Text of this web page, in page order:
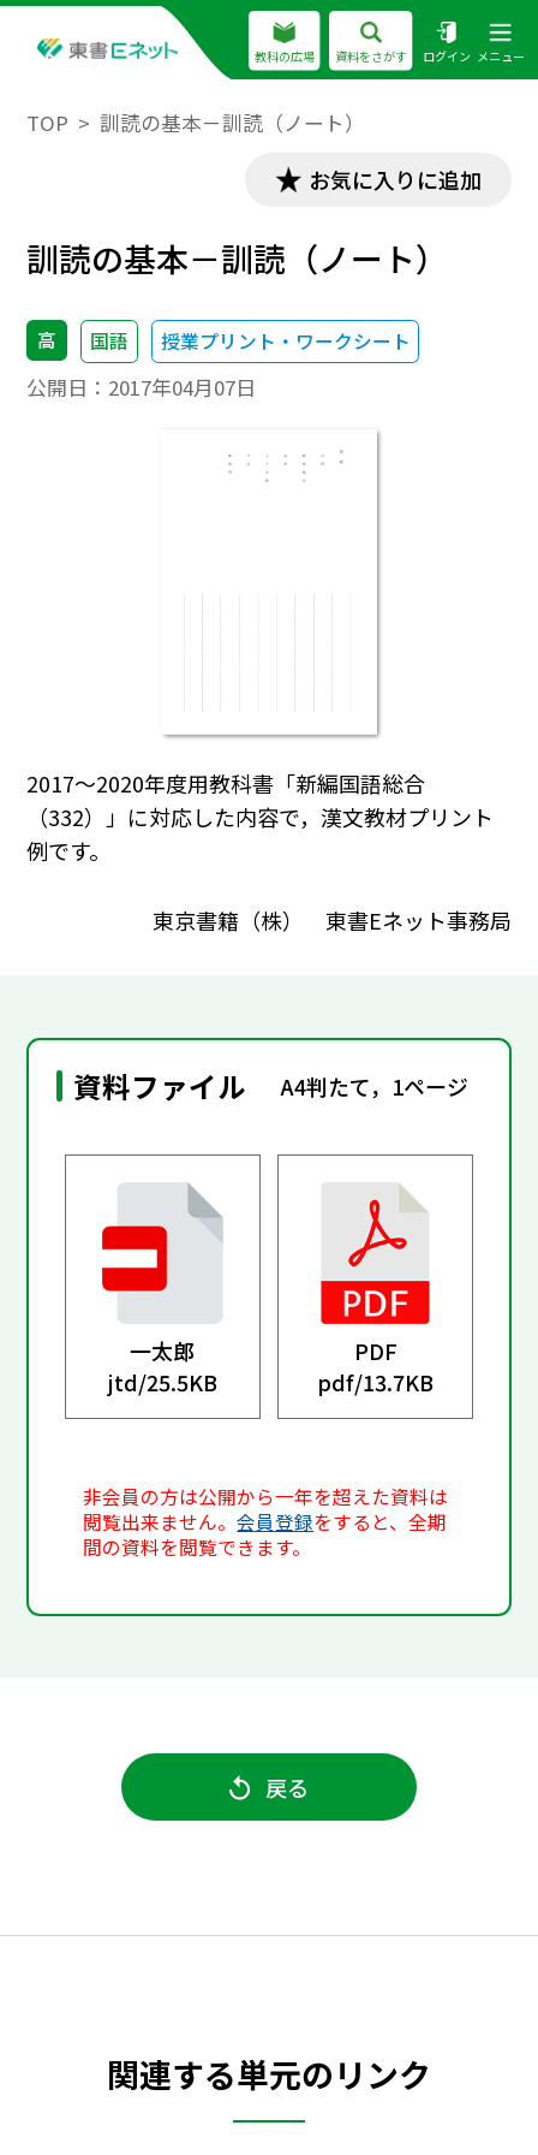
教科の広場 資料をさがす ログイン メニュー
TOP 訓読の基本－訓読（ノート）
お気に入りに追加
訓読の基本－訓読（ノート）
高 国語 授業プリント・ワークシート
公開日： 2017年04月07日
2017～2020年度用教科書「新編国語総合
（332）」に対応した内容で，漢文教材プリント
例です。
東京書籍（株） 東書Eネット事務局
資料ファイル A4判たて，1ページ
一太郎
jtd/25.5KB
PDF
pdf/13.7KB
非会員の方は公開から一年を超えた資料は
閲覧出来ません。会員登録をすると、全期
間の資料を閲覧できます。
戻る
関連する単元のリンク